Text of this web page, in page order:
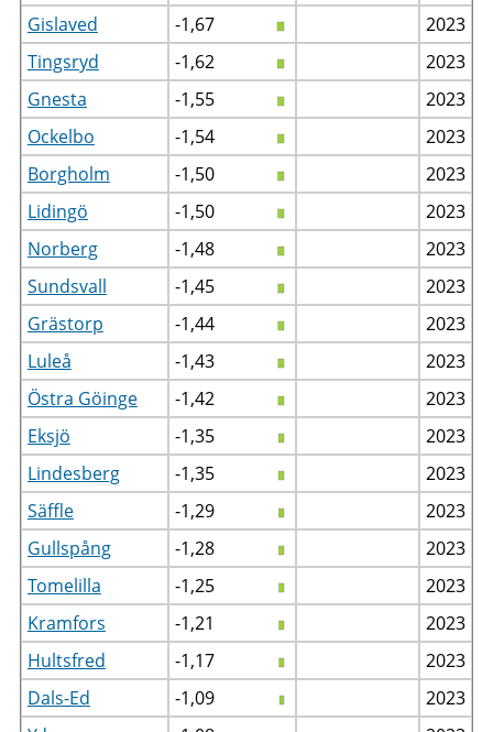
Gislaved
-1,67
2023
Tingsryd
-1,62
2023
Gnesta
-1,55
2023
Ockelbo
-1,54
2023
Borgholm
-1,50
2023
Lidingö
-1,50
2023
Norberg
-1,48
2023
Sundsvall
-1,45
2023
Grästorp
-1,44
2023
Luleå
-1,43
2023
Östra Göinge
-1,42
2023
Eksjö
-1,35
2023
Lindesberg
-1,35
2023
Säffle
-1,29
2023
Gullspång
-1,28
2023
Tomelilla
-1,25
2023
Kramfors
-1,21
2023
Hultsfred
-1,17
2023
Dals-Ed
-1,09
2023